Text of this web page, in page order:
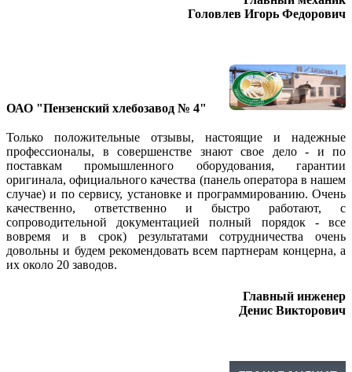
Головлев Игорь Федорович
ОАО "Пензенский хлебозавод № 4"
Только положительные отзывы, настоящие и надежные
профессионалы, в совершенстве знают свое дело - и по
поставкам промышленного оборудования, гарантии
оригинала, официального качества (панель оператора в нашем
случае) и по сервису, установке и программированию. Очень
качественно, ответственно и быстро работают, с
сопроводительной документацией полный порядок - все
вовремя и в срок) результатами сотрудничества очень
довольны и будем рекомендовать всем партнерам концерна, а
их около 20 заводов.
Главный инженер
Денис Викторович